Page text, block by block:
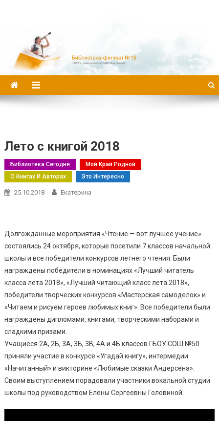
Лето с книгой 2018
Библиотека Сегодня
Мой Край Родной
О Книгах И Авторах
Это Интересно
25.10.2018 Екатерина
Долгожданные мероприятия «Чтение — вот лучшее учение»
состоялись 24 октября, которые посетили 7 классов начальной
школы и все победители конкурсов летнего чтения. Были
награждены победители в номинациях «Лучший читатель
класса лета 2018», «Лучший читающий класс лета 2018»,
победители творческих конкурсов «Мастерская самоделок» и
«Читаем и рисуем героев любимых книг». Все победители были
награждены дипломами, книгами, творческими наборами и
сладкими призами.
Учащиеся 2А, 2Б, 3А, 3Б, 3В, 4А и 4Б классов ГБОУ СОШ №50
приняли участие в конкурсе «Угадай книгу», интермедии
«Начитанный» и викторине «Любимые сказки Андерсена».
Своим выступлением порадовали участники вокальной студии
школы под руководством Елены Сергеевны Головиной.